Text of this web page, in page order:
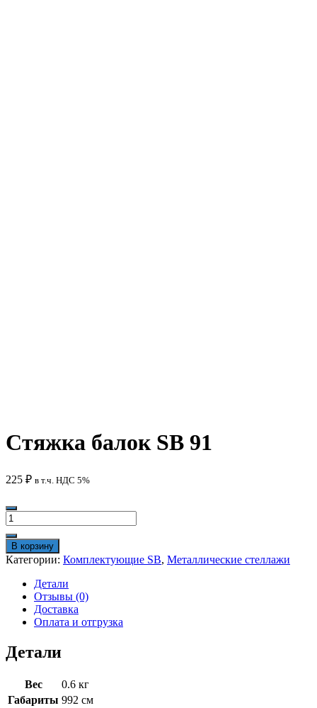
Стяжка балок SB 91
225 ₽ в т.ч. НДС 5%
Количество
товара
Стяжка
балок
SB
В корзину
Категории: Комплектующие SB, Металлические стеллажи
Детали
Отзывы (0)
Доставка
Оплата и отгрузка
Детали
Вес
0.6 кг
Габариты 992 см